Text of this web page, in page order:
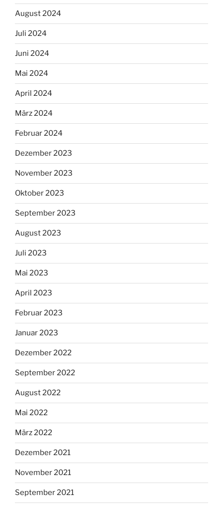
August 2024
Juli 2024
Juni 2024
Mai 2024
April 2024
März 2024
Februar 2024
Dezember 2023
November 2023
Oktober 2023
September 2023
August 2023
Juli 2023
Mai 2023
April 2023
Februar 2023
Januar 2023
Dezember 2022
September 2022
August 2022
Mai 2022
März 2022
Dezember 2021
November 2021
September 2021